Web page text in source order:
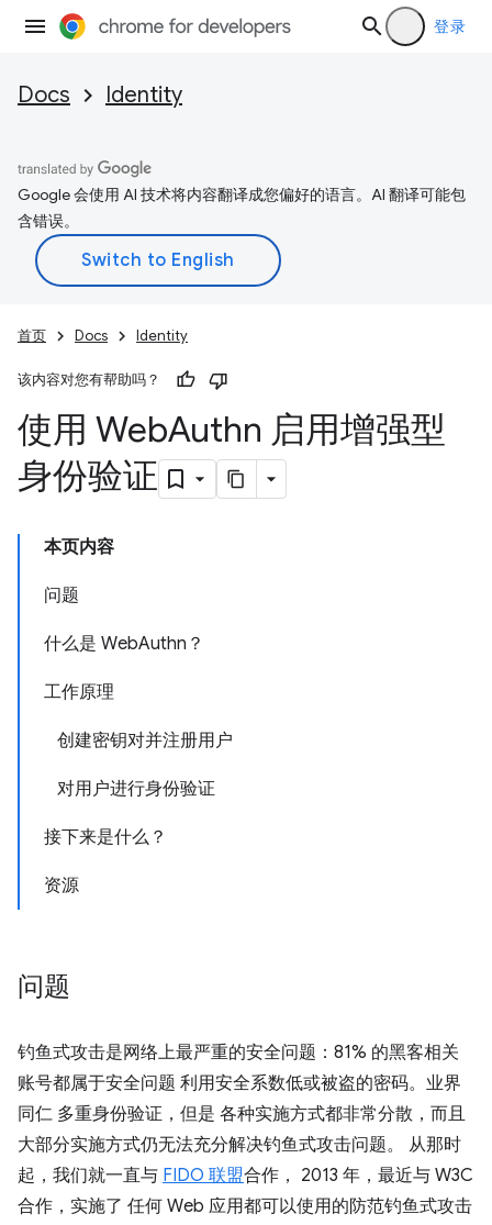
登录
Docs Identity
Google 会使用 AI 技术将内容翻译成您偏好的语言。AI 翻译可能包
含错误。
首页 Docs Identity
该内容对您有帮助吗？
使用 WebAuthn 启用增强型
身份验证
本页内容
问题
什么是 WebAuthn？
工作原理
创建密钥对并注册用户
对用户进行身份验证
接下来是什么？
资源
问题
钓鱼式攻击是网络上最严重的安全问题：81% 的黑客相关
账号都属于安全问题 利用安全系数低或被盗的密码。业界
同仁 多重身份验证，但是 各种实施方式都非常分散，而且
大部分实施方式仍无法充分解决钓鱼式攻击问题。 从那时
起，我们就一直与 FIDO 联盟合作， 2013 年，最近与 W3C
合作，实施了 任何 Web 应用都可以使用的防范钓鱼式攻击